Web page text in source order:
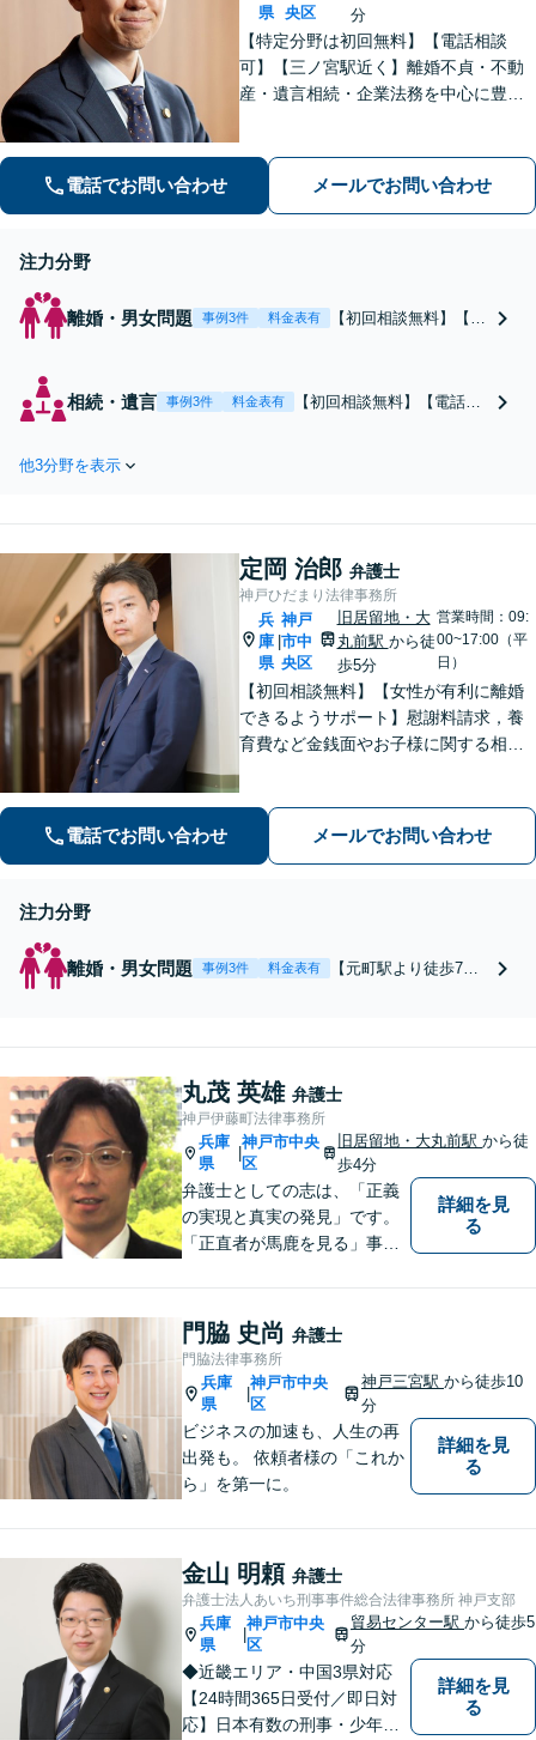
県 央区 分
【特定分野は初回無料】【電話相談
可】【三ノ宮駅近く】離婚不貞・不動
産・遺言相続・企業法務を中心に豊富
もって最善の解決を実現します。お気
軽にご相談ください。
電話でお問い合わせ メールでお問い合わせ
注力分野
離婚・男女問題 事例3件 料金表有
【初回相談無料】【電
謝料などでお悩みの方
相続・遺言 事例3件 料金表有
【初回相談無料】【電話相
継承のため、相続案件に精
さい。遺産分割、遺言書作
成、事業継承、家族信託な
ど幅広いご相談に対応。
他3分野を表示
定岡 治郎 弁護士
神戸ひだまり法律事務所
兵
庫
県
神戸
市中
央区
旧居留地・大
丸前駅 から徒
歩5分
営業時間：09:
00~17:00（平
日）
【初回相談無料】【女性が有利に離婚
できるようサポート】慰謝料請求，養
育費など金銭面やお子様に関する相談
持ちを大切にしながら交渉します。
【Web相談可】【平日夜間可】【神戸
電話でお問い合わせ メールでお問い合わせ
注力分野
離婚・男女問題 事例3件 料金表有
【元町駅より徒歩7
別居中（婚姻費用）な
士が全力で対応。依頼
者様のお気持ちに寄り
添って対応をします。
【完全個室で秘密厳
守】【子連れ相談O
K】
丸茂 英雄 弁護士
神戸伊藤町法律事務所
兵庫
県
|
神戸市中央
区
旧居留地・大丸前駅から徒
歩4分
弁護士としての志は、「正義
の実現と真実の発見」です。
「正直者が馬鹿を見る」事は
う信念に基づき、状況を冷静
に分析し、情熱を持って事件
に取り組みます。
詳細を見
る
門脇 史尚 弁護士
門脇法律事務所
兵庫
県
|
神戸市中央
区
神戸三宮駅 から徒歩10
分
ビジネスの加速も、人生の再
出発も。 依頼者様の「これか
ら」を第一に。
詳細を見
る
金山 明頼 弁護士
弁護士法人あいち刑事事件総合法律事務所 神戸支部
兵庫
県
神戸市中央
区
貿易センター駅から徒歩5
分
◆近畿エリア・中国3県対応
【24時間365日受付／即日対
応】日本有数の刑事・少年事
詳細を見
る